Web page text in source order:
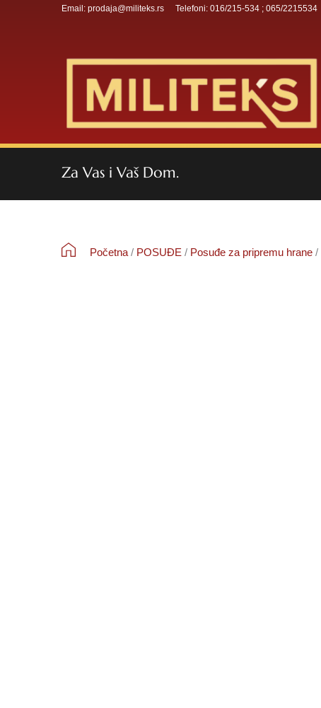
Email: prodaja@militeks.rs Telefoni: 016/215-534 ; 065/2215534
Za Vas i Vaš Dom.
Početna / POSUĐE / Posuđe za pripremu hrane /